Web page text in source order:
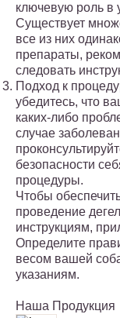
ключевую роль в
Существует
все из них
препараты,
следовать
Подход к
убедитесь, что
каких-либо
случае
безопасности
процедуры.
Чтобы
проведение
инструкциям,
Определите
весом вашей
указаниям.
Наша Продукция